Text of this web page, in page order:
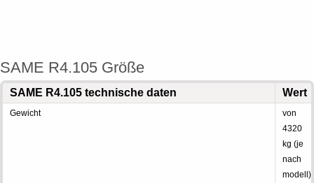
SAME R4.105 Größe
SAME R4.105 technische daten Wert
Gewicht
von
4320
kg (je
nach
modell)